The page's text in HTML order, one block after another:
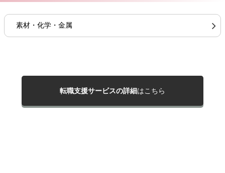
素材・化学・金属
転職支援サービスの詳細はこちら